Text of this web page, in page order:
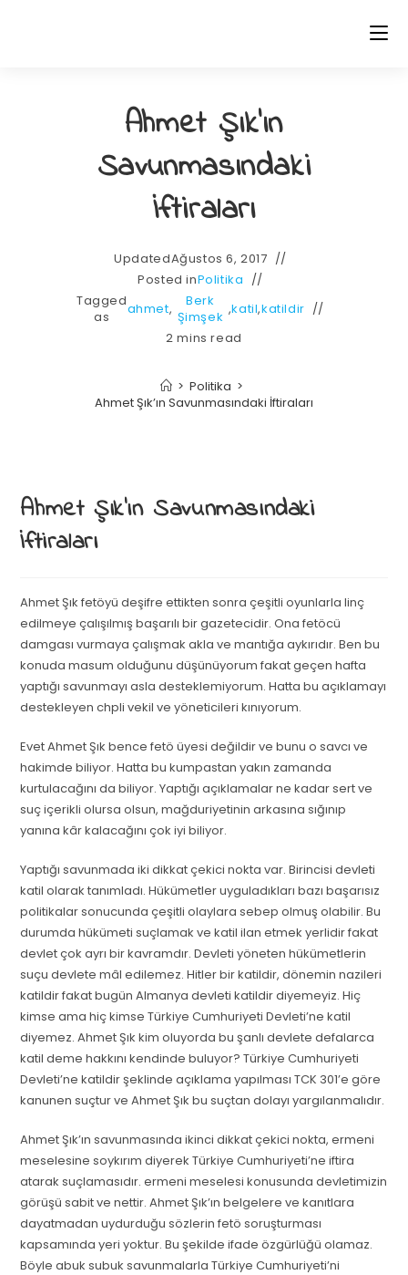
Ahmet Şık’ın
Savunmasındaki
İftiraları
UpdatedAğustos 6, 2017
Posted inPolitika
Tagged
as
ahmet,
Berk
Şimşek ,katil,katildir
2 mins read
> Politika >
Ahmet Şık’ın Savunmasındaki İftiraları
Ahmet Şık’ın Savunmasındaki
İftiraları
Ahmet Şık fetöyü deşifre ettikten sonra çeşitli oyunlarla linç
edilmeye çalışılmış başarılı bir gazetecidir. Ona fetöcü
damgası vurmaya çalışmak akla ve mantığa aykırıdır. Ben bu
konuda masum olduğunu düşünüyorum fakat geçen hafta
yaptığı savunmayı asla desteklemiyorum. Hatta bu açıklamayı
destekleyen chpli vekil ve yöneticileri kınıyorum.
Evet Ahmet Şık bence fetö üyesi değildir ve bunu o savcı ve
hakimde biliyor. Hatta bu kumpastan yakın zamanda
kurtulacağını da biliyor. Yaptığı açıklamalar ne kadar sert ve
suç içerikli olursa olsun, mağduriyetinin arkasına sığınıp
yanına kâr kalacağını çok iyi biliyor.
Yaptığı savunmada iki dikkat çekici nokta var. Birincisi devleti
katil olarak tanımladı. Hükümetler uyguladıkları bazı başarısız
politikalar sonucunda çeşitli olaylara sebep olmuş olabilir. Bu
durumda hükümeti suçlamak ve katil ilan etmek yerlidir fakat
devlet çok ayrı bir kavramdır. Devleti yöneten hükümetlerin
suçu devlete mâl edilemez. Hitler bir katildir, dönemin nazileri
katildir fakat bugün Almanya devleti katildir diyemeyiz. Hiç
kimse ama hiç kimse Türkiye Cumhuriyeti Devleti’ne katil
diyemez. Ahmet Şık kim oluyorda bu şanlı devlete defalarca
katil deme hakkını kendinde buluyor? Türkiye Cumhuriyeti
Devleti’ne katildir şeklinde açıklama yapılması TCK 301’e göre
kanunen suçtur ve Ahmet Şık bu suçtan dolayı yargılanmalıdır.
Ahmet Şık’ın savunmasında ikinci dikkat çekici nokta, ermeni
meselesine soykırım diyerek Türkiye Cumhuriyeti’ne iftira
atarak suçlamasıdır. ermeni meselesi konusunda devletimizin
görüşü sabit ve nettir. Ahmet Şık’ın belgelere ve kanıtlara
dayatmadan uydurduğu sözlerin fetö soruşturması
kapsamında yeri yoktur. Bu şekilde ifade özgürlüğü olamaz.
Böyle abuk subuk savunmalarla Türkiye Cumhuriyeti’ni